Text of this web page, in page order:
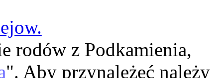
rodów z Podkamienia,
". Aby przynależeć należy